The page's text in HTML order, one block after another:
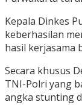
Kepala Dinkes
keberhasilan
hasil kerjasama
Secara khusus
TNI-Polri yang
angka stunting